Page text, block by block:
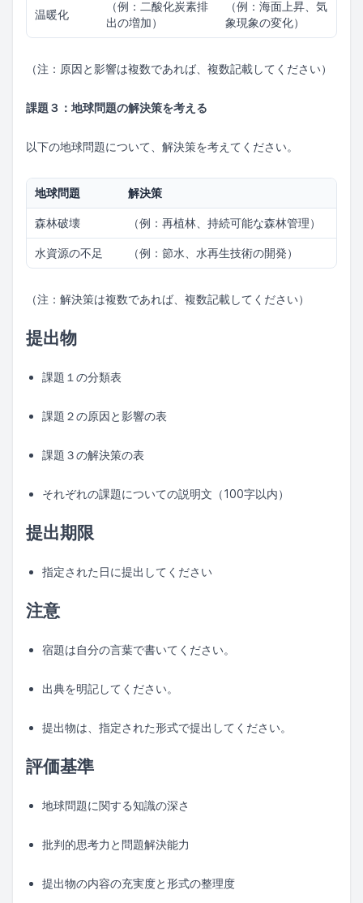
温暖化
（例：二酸化炭素排
出の増加）
（例：海面上昇、気
象現象の変化）
（注：原因と影響は複数であれば、複数記載してください）
課題３：地球問題の解決策を考える
以下の地球問題について、解決策を考えてください。
地球問題 解決策
森林破壊 （例：再植林、持続可能な森林管理）
水資源の不足 （例：節水、水再生技術の開発）
（注：解決策は複数であれば、複数記載してください）
提出物
課題１の分類表
課題２の原因と影響の表
課題３の解決策の表
それぞれの課題についての説明文（100字以内）
提出期限
指定された日に提出してください
注意
宿題は自分の言葉で書いてください。
出典を明記してください。
提出物は、指定された形式で提出してください。
評価基準
地球問題に関する知識の深さ
批判的思考力と問題解決能力
提出物の内容の充実度と形式の整理度